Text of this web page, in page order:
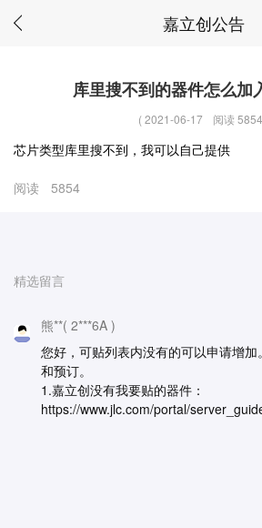
嘉立创公告
库里搜不到的器件怎么加
(2021-06-17 阅读 5854
芯片类型库里搜不到，我可以自己提供
阅读 5854
精选留言
熊**( 2***6A )
您好，可贴列表内没有的可以申请增
和预订。
1.嘉立创没有我要贴的器件：
https://www.jlc.com/portal/